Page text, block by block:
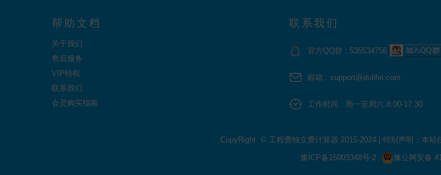
帮助文档
关于我们
售后服务
VIP特权
联系我们
会员购买指南
联系我们
官方QQ群 : 535534756
邮箱 : support@dulifei.com
工作时间 : 周一至周六 8:00-17:30
CopyRight © 工程费独立费计算器 2015-2024 特别声明：本站
豫ICP备15003348号-2 豫公网安备